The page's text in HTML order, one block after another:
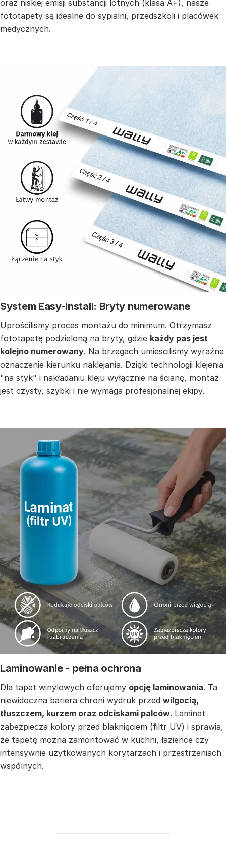
oraz niskiej emisji substancji lotnych (klasa A+), nasze
fototapety są idealne do sypialni, przedszkoli i placówek
medycznych.
System Easy-Install: Bryty numerowane
Uprościliśmy proces montażu do minimum. Otrzymasz
fototapetę podzieloną na bryty, gdzie każdy pas jest
kolejno numerowany. Na brzegach umieściliśmy wyraźne
oznaczenie kierunku naklejania. Dzięki technologii klejenia
"na styk" i nakładaniu kleju wyłącznie na ścianę, montaż
jest czysty, szybki i nie wymaga profesjonalnej ekipy.
Laminowanie - pełna ochrona
Dla tapet winylowych oferujemy opcję laminowania. Ta
niewidoczna bariera chroni wydruk przed wilgocią,
tłuszczem, kurzem oraz odciskami palców. Laminat
zabezpiecza kolory przed blaknięciem (filtr UV) i sprawia,
że tapetę można zamontować w kuchni, łazience czy
intensywnie użytkowanych korytarzach i przestrzeniach
wspólnych.